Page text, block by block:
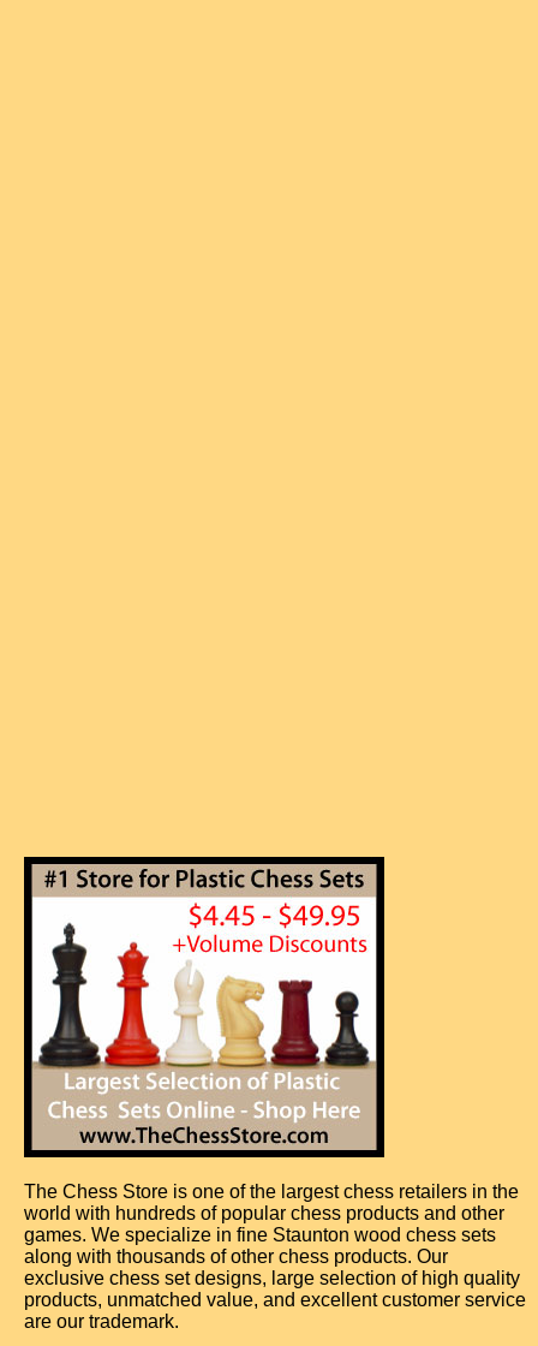
The Chess Store is one of the largest chess retailers in the
world with hundreds of popular chess products and other
games. We specialize in fine Staunton wood chess sets
along with thousands of other chess products. Our
exclusive chess set designs, large selection of high quality
products, unmatched value, and excellent customer service
are our trademark.